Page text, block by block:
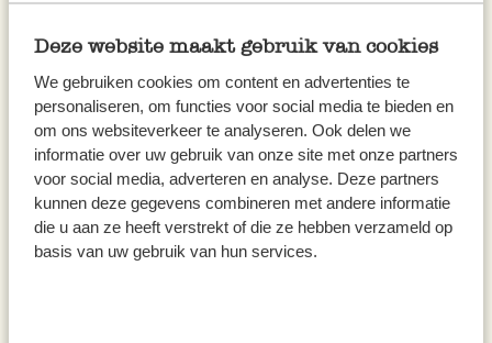
Deze website maakt gebruik van cookies
We gebruiken cookies om content en advertenties te
personaliseren, om functies voor social media te bieden en
om ons websiteverkeer te analyseren. Ook delen we
informatie over uw gebruik van onze site met onze partners
voor social media, adverteren en analyse. Deze partners
kunnen deze gegevens combineren met andere informatie
die u aan ze heeft verstrekt of die ze hebben verzameld op
basis van uw gebruik van hun services.
Velours kussen, bio-katoen,
takjes, off white, 30 x 50 cm